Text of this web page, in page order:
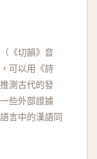
《切韻》音
可以用《詩
測古代的發
些外部證據
言中的漢語同